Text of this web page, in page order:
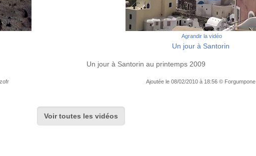
Agrandir la vidéo
Un jour à Santorin
Un jour à Santorin au printemps 2009
Ajoutée le 08/02/2010 à 18:56 © Forgumpone
Voir toutes les vidéos